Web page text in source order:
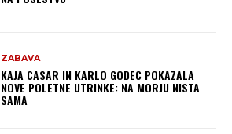
ZABAVA
KAJA CASAR IN KARLO GODEC POKAZALA
NOVE POLETNE UTRINKE: NA MORJU NISTA
SAMA